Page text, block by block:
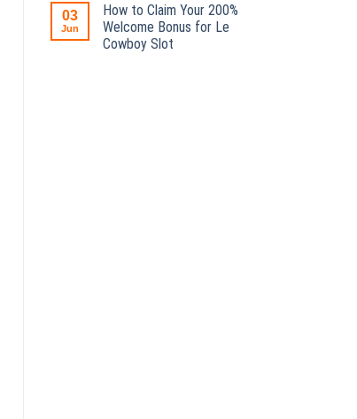
03
Jun
How to Claim Your 200%
Welcome Bonus for Le
Cowboy Slot